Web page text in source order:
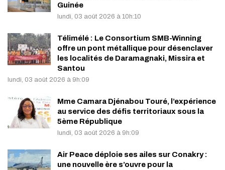
Guinée
lundi, 03 août 2026 à 10h:10
Télimélé : Le Consortium SMB-Winning
offre un pont métallique pour désenclaver
les localités de Daramagnaki, Missira et
Santou
lundi, 03 août 2026 à 9h:09
Mme Camara Djénabou Touré, l’expérience
au service des défis territoriaux sous la
5ème République
lundi, 03 août 2026 à 9h:09
Air Peace déploie ses ailes sur Conakry :
une nouvelle ère s’ouvre pour la